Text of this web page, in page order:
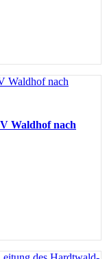
Waldhof nach